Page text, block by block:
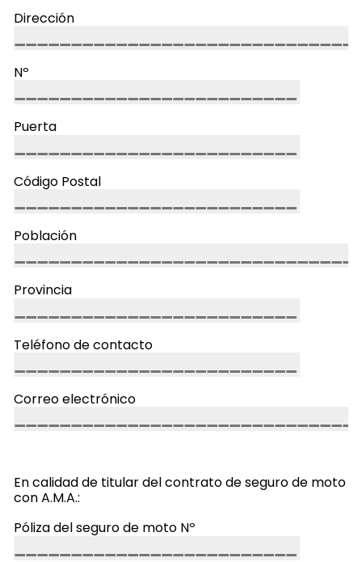
Dirección
Nº
Puerta
Código Postal
Población
Provincia
Teléfono de contacto
Correo electrónico
En calidad de titular del contrato de seguro de moto
con A.M.A.:
Póliza del seguro de moto Nº